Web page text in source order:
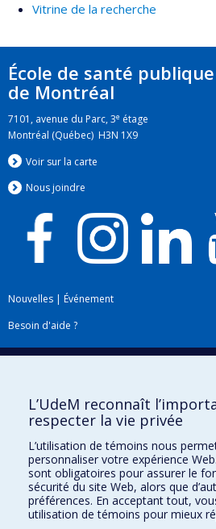
Vitrine de la recherche
École de santé
de Montréal
7101, avenue du Parc, 3e étage
Montréal (Québec) H3N 1X9
Voir sur la carte
Nous joindre
Nouvelles | Événement
Besoin d'aide ?
Plan du site|Accessibilité
Téléchargez les logos de l'ESPUM
L’UdeM reconnaît
respecter la vie privée
L’utilisation de témoins nous
personnaliser votre expérience
sont obligatoires pour assurer le
sécurité du site Web, alors que
préférences. En acceptant tout,
utilisation de témoins pour mieux